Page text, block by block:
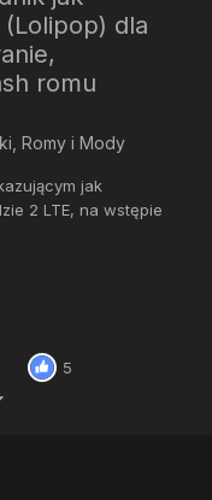
(Lolipop) dla
romu
Romy i Mody
jak
2 LTE, na wstępie
jeżeli będziesz
się udać . Potrzebne
5